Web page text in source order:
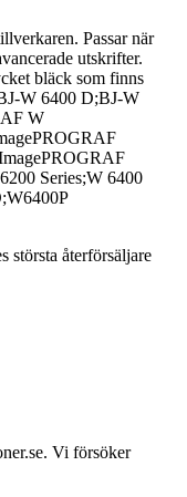
Passar när
utskrifter.
bläck som finns
W 6400 D;BJ-W
W
Series;W 6400
största återförsäljare
Vi försöker